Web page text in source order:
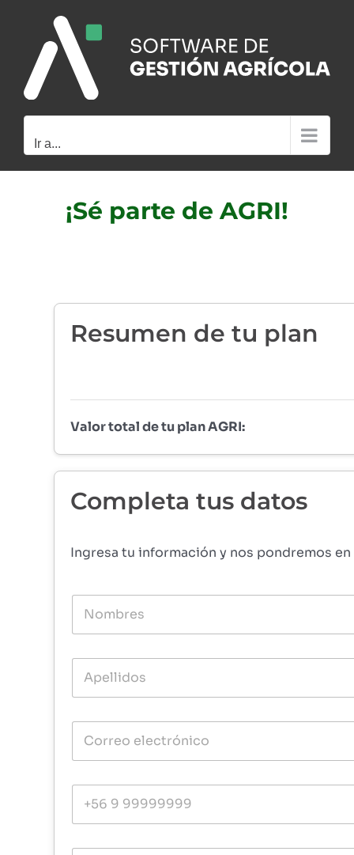
contenido
Ir a...
¡Sé parte de AGRI!
Resumen de tu plan
Valor total de tu plan AGRI:
Completa tus datos
Ingresa tu información y nos pondremos